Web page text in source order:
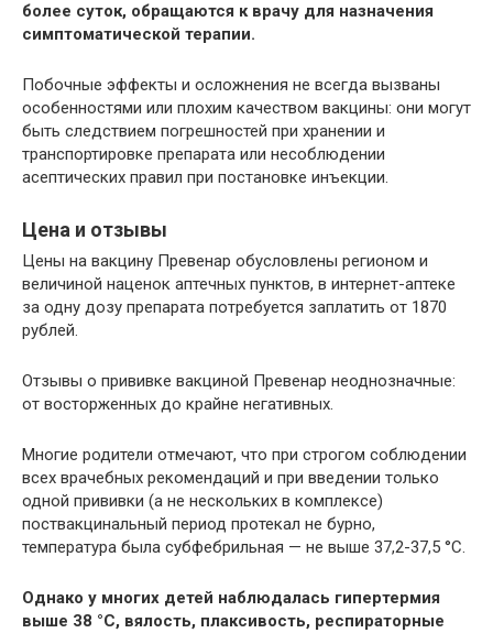
более суток, обращаются к врачу для назначения
симптоматической терапии.
Побочные эффекты и осложнения не всегда вызваны
особенностями или плохим качеством вакцины: они могут
быть следствием погрешностей при хранении и
транспортировке препарата или несоблюдении
асептических правил при постановке инъекции.
Цена и отзывы
Цены на вакцину Превенар обусловлены регионом и
величиной наценок аптечных пунктов, в интернет-аптеке
за одну дозу препарата потребуется заплатить от 1870
рублей.
Отзывы о прививке вакциной Превенар неоднозначные:
от восторженных до крайне негативных.
Многие родители отмечают, что при строгом соблюдении
всех врачебных рекомендаций и при введении только
одной прививки (а не нескольких в комплексе)
поствакцинальный период протекал не бурно,
температура была субфебрильная — не выше 37,2-37,5 °С.
Однако у многих детей наблюдалась гипертермия
выше 38 °С, вялость, плаксивость, респираторные